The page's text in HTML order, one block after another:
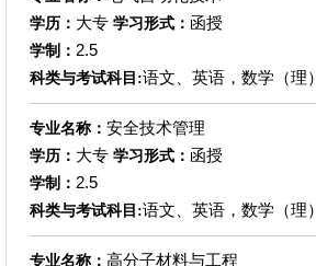
学历： 大专 学习形式： 函授
学制： 2.5
科类与考试科目:语文、英语，数学（理）
专业名称： 安全技术管理
学历： 大专 学习形式： 函授
学制： 2.5
科类与考试科目:语文、英语，数学（理）
专业名称： 高分子材料与工程